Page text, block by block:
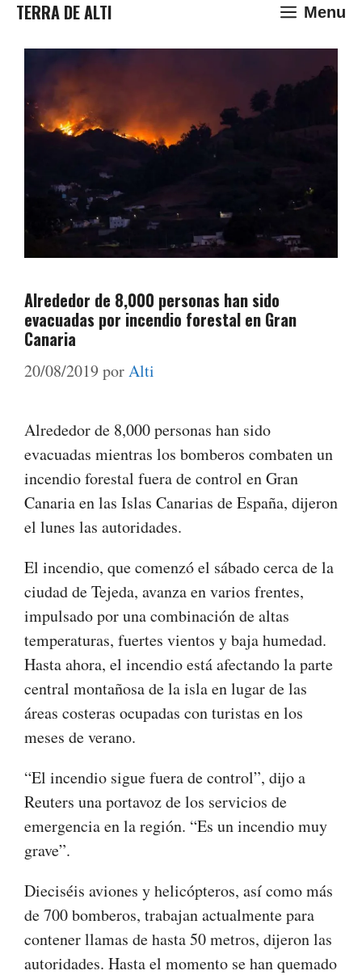
Saltar
contenido
TERRA DE ALTI Menu
Alrededor de 8,000 personas han sido
evacuadas por incendio forestal en Gran
Canaria
20/08/2019 porAlti
Alrededor de 8,000 personas han sido
evacuadas mientras los bomberos combaten un
incendio forestal fuera de control en Gran
Canaria en las Islas Canarias de España, dijeron
el lunes las autoridades.
El incendio, que comenzó el sábado cerca de la
ciudad de Tejeda, avanza en varios frentes,
impulsado por una combinación de altas
temperaturas, fuertes vientos y baja humedad.
Hasta ahora, el incendio está afectando la parte
central montañosa de la isla en lugar de las
áreas costeras ocupadas con turistas en los
meses de verano.
“El incendio sigue fuera de control”, dijo a
Reuters una portavoz de los servicios de
emergencia en la región. “Es un incendio muy
grave”.
Dieciséis aviones y helicópteros, así como más
de 700 bomberos, trabajan actualmente para
contener llamas de hasta 50 metros, dijeron las
autoridades. Hasta el momento se han quemado